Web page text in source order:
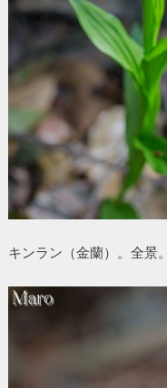
キンラン（金蘭）。全景。